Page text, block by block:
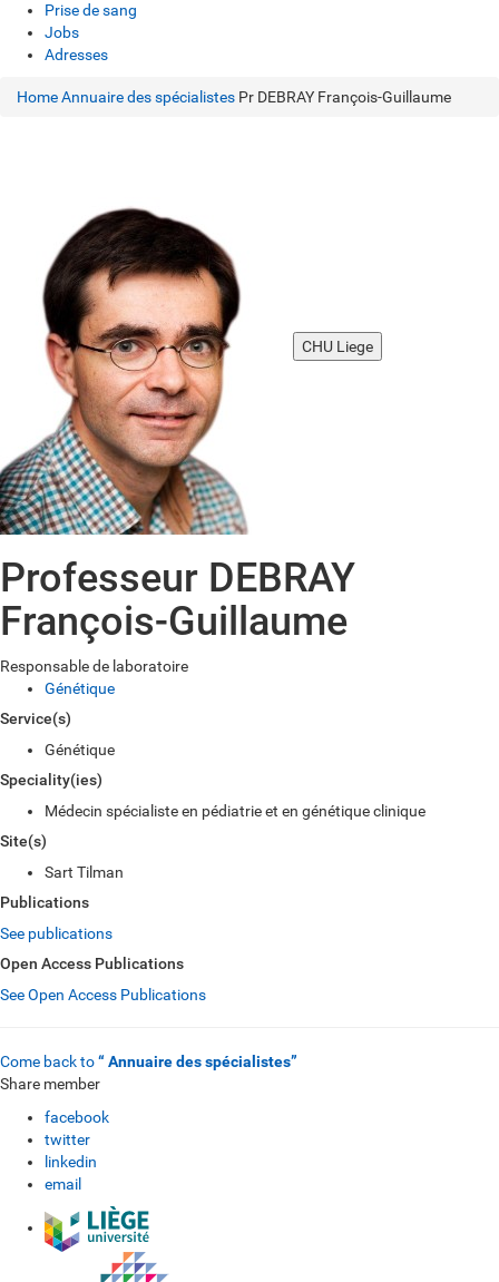
Prise de sang
Jobs
Adresses
HomeAnnuaire des spécialistes Pr DEBRAY François-Guillaume
CHU Liege
Professeur DEBRAY
François-Guillaume
Responsable de laboratoire
Génétique
Service(s)
Génétique
Speciality(ies)
Médecin spécialiste en pédiatrie et en génétique clinique
Site(s)
Sart Tilman
Publications
See publications
Open Access Publications
See Open Access Publications
Come back to“ Annuaire des spécialistes”
Share member
facebook
twitter
linkedin
email